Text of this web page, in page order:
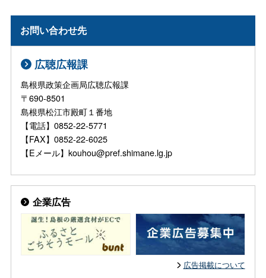
お問い合わせ先
広聴広報課
島根県政策企画局広聴広報課
〒690-8501
島根県松江市殿町１番地
【電話】0852-22-5771
【FAX】0852-22-6025
【Eメール】kouhou@pref.shimane.lg.jp
企業広告
広告掲載について